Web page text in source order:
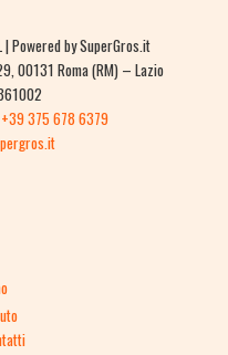
Powered by SuperGros.it
00131 Roma (RM) – Lazio
+39 375 678 6379